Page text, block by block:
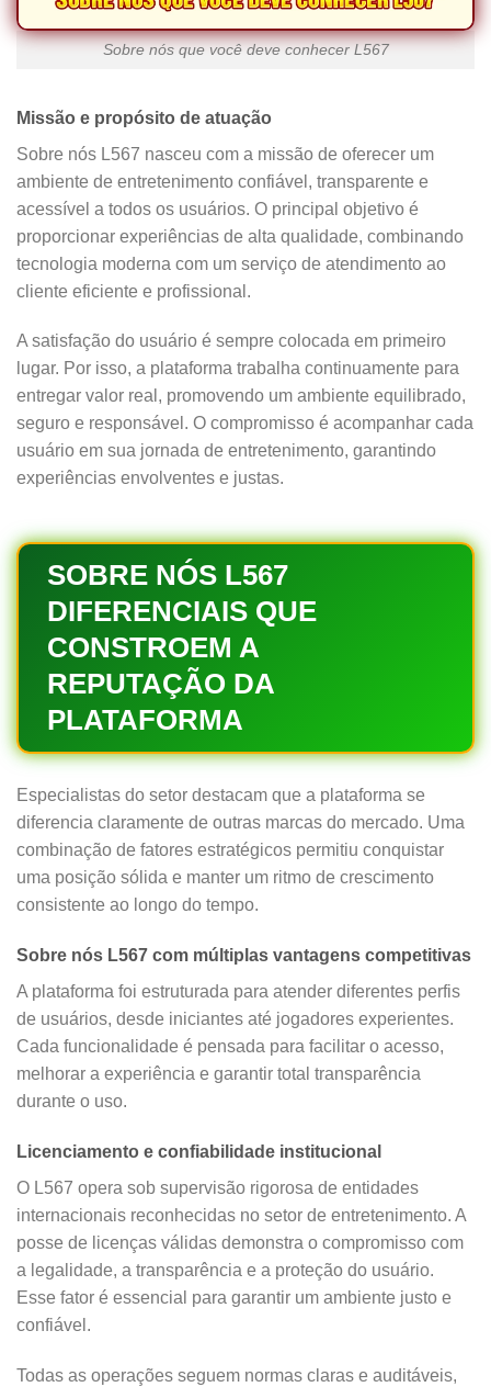
Sobre nós que você deve conhecer L567
Missão e propósito de atuação
Sobre nós L567 nasceu com a missão de oferecer um
ambiente de entretenimento confiável, transparente e
acessível a todos os usuários. O principal objetivo é
proporcionar experiências de alta qualidade, combinando
tecnologia moderna com um serviço de atendimento ao
cliente eficiente e profissional.
A satisfação do usuário é sempre colocada em primeiro
lugar. Por isso, a plataforma trabalha continuamente para
entregar valor real, promovendo um ambiente equilibrado,
seguro e responsável. O compromisso é acompanhar cada
usuário em sua jornada de entretenimento, garantindo
experiências envolventes e justas.
SOBRE NÓS L567
DIFERENCIAIS QUE
CONSTROEM A
REPUTAÇÃO DA
PLATAFORMA
Especialistas do setor destacam que a plataforma se
diferencia claramente de outras marcas do mercado. Uma
combinação de fatores estratégicos permitiu conquistar
uma posição sólida e manter um ritmo de crescimento
consistente ao longo do tempo.
Sobre nós L567 com múltiplas vantagens competitivas
A plataforma foi estruturada para atender diferentes perfis
de usuários, desde iniciantes até jogadores experientes.
Cada funcionalidade é pensada para facilitar o acesso,
melhorar a experiência e garantir total transparência
durante o uso.
Licenciamento e confiabilidade institucional
O L567 opera sob supervisão rigorosa de entidades
internacionais reconhecidas no setor de entretenimento. A
posse de licenças válidas demonstra o compromisso com
a legalidade, a transparência e a proteção do usuário.
Esse fator é essencial para garantir um ambiente justo e
confiável.
Todas as operações seguem normas claras e auditáveis,